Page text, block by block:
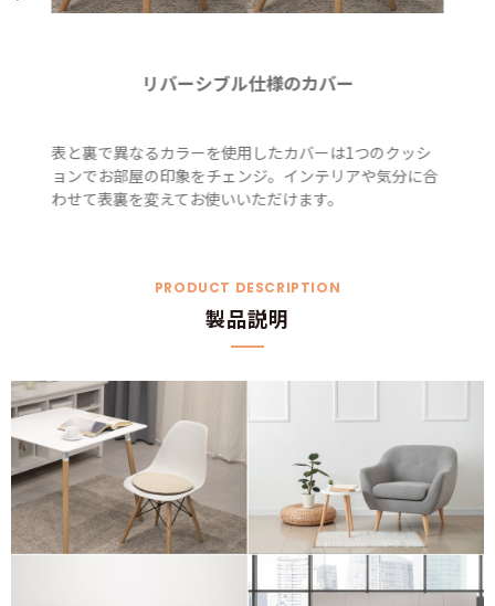
リバーシブル仕様のカバー
表と裏で異なるカラーを使用したカバーは1つのクッシ
ョンでお部屋の印象をチェンジ。インテリアや気分に合
わせて表裏を変えてお使いいただけます。
PRODUCT DESCRIPTION
製品説明